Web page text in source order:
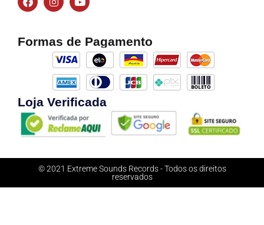
Formas de Pagamento
Loja Verificada
© 2021 Extreme Sounds Records - Todos os direitos
reservados